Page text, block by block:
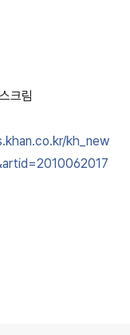
크림
kh_new